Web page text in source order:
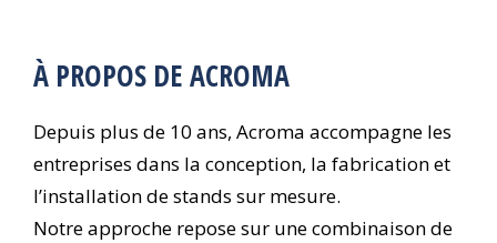
À PROPOS DE ACROMA
Depuis plus de 10 ans, Acroma accompagne les
entreprises dans la conception, la fabrication et
l’installation de stands sur mesure.
Notre approche repose sur une combinaison de